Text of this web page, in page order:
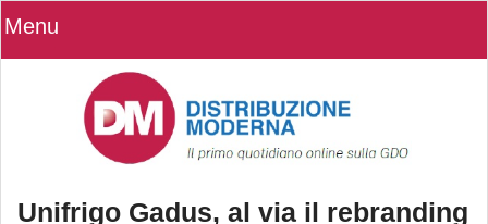
Menu
Unifrigo Gadus, al via il rebranding